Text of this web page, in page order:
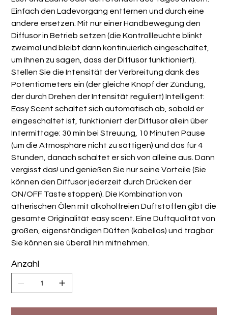
Einfach den Ladevorgang entfernen und durch eine
andere ersetzen. Mit nur einer Handbewegung den
Diffusor in Betrieb setzen (die Kontrollleuchte blinkt
zweimal und bleibt dann kontinuierlich eingeschaltet,
um Ihnen zu sagen, dass der Diffusor funktioniert).
Stellen Sie die Intensität der Verbreitung dank des
Potentiometers ein (der gleiche Knopf der Zündung,
der durch Drehen der Intensität reguliert) Intelligent:
Easy Scent schaltet sich automatisch ab, sobald er
eingeschaltet ist, funktioniert der Diffusor allein über
Intermittage: 30 min bei Streuung, 10 Minuten Pause
(um die Atmosphäre nicht zu sättigen) und das für 4
Stunden, danach schaltet er sich von alleine aus. Dann
vergisst das! und genießen Sie nur seine Vorteile (Sie
können den Diffusor jederzeit durch Drücken der
ON/OFF Taste stoppen). Die Kombination von
ätherischen Ölen mit alkoholfreien Duftstoffen gibt die
gesamte Originalität easy scent. Eine Duftqualität von
großen, eigenständigen Düften (kabellos) und tragbar:
Sie können sie überall hin mitnehmen.
Anzahl